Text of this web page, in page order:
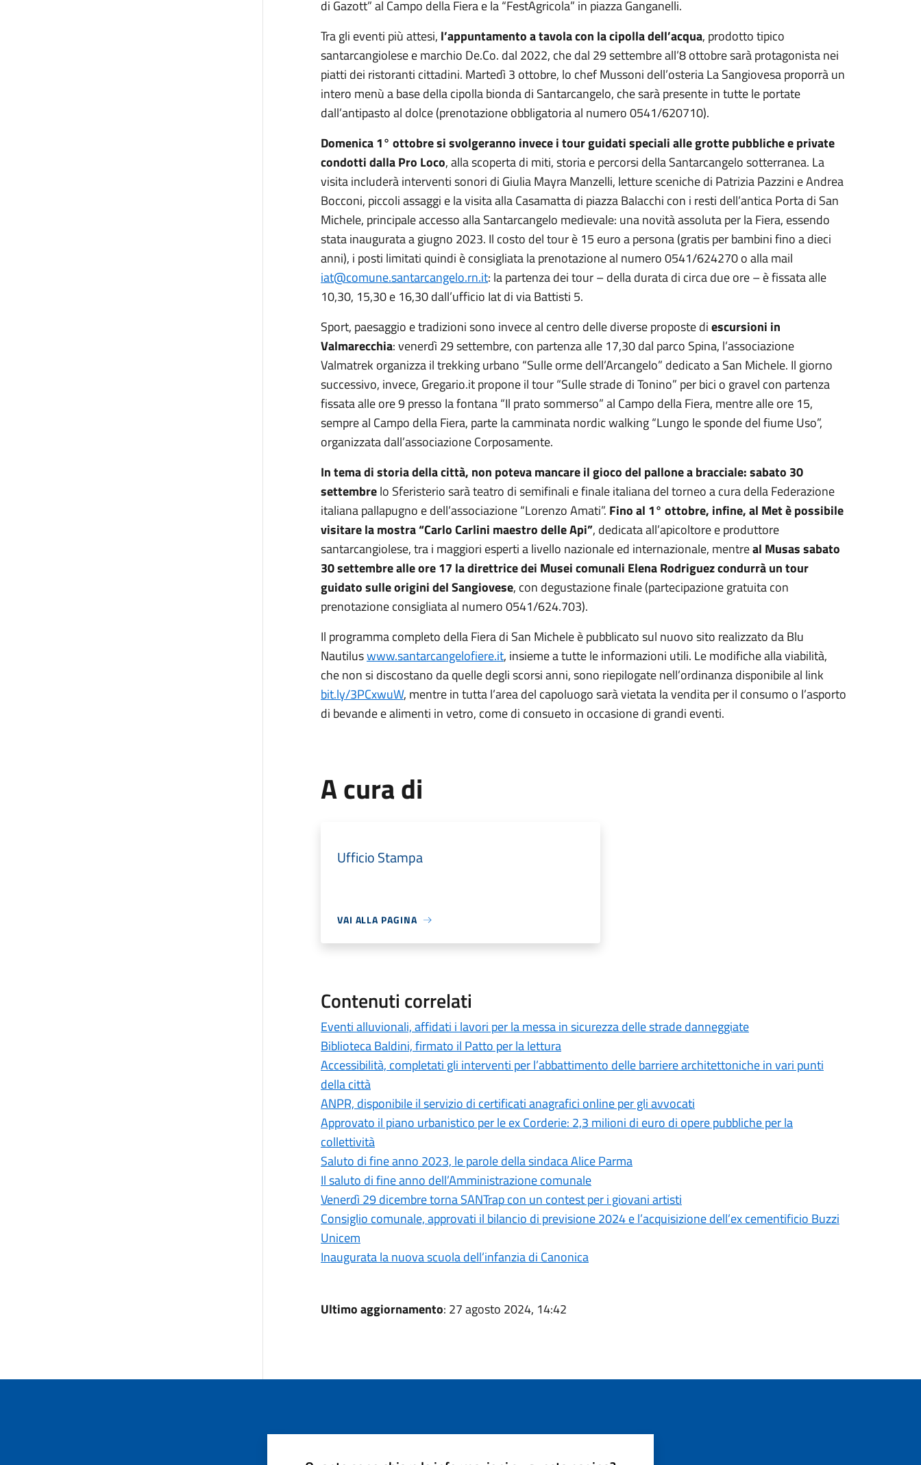
di Gazott” al Campo della Fiera e la “FestAgricola” in piazza Ganganelli.
Tra gli eventi più attesi, l’appuntamento a tavola con la cipolla dell’acqua, prodotto tipico
santarcangiolese e marchio De.Co. dal 2022, che dal 29 settembre all’8 ottobre sarà protagonista nei
piatti dei ristoranti cittadini. Martedì 3 ottobre, lo chef Mussoni dell’osteria La Sangiovesa proporrà un
intero menù a base della cipolla bionda di Santarcangelo, che sarà presente in tutte le portate
dall’antipasto al dolce (prenotazione obbligatoria al numero 0541/620710).
Domenica 1° ottobre si svolgeranno invece i tour guidati speciali alle grotte pubbliche e private
condotti dalla Pro Loco, alla scoperta di miti, storia e percorsi della Santarcangelo sotterranea. La
visita includerà interventi sonori di Giulia Mayra Manzelli, letture sceniche di Patrizia Pazzini e Andrea
Bocconi, piccoli assaggi e la visita alla Casamatta di piazza Balacchi con i resti dell’antica Porta di San
Michele, principale accesso alla Santarcangelo medievale: una novità assoluta per la Fiera, essendo
stata inaugurata a giugno 2023. Il costo del tour è 15 euro a persona (gratis per bambini fino a dieci
anni), i posti limitati quindi è consigliata la prenotazione al numero 0541/624270 o alla mail
iat@comune.santarcangelo.rn.it: la partenza dei tour – della durata di circa due ore – è fissata alle
10,30, 15,30 e 16,30 dall’ufficio Iat di via Battisti 5.
Sport, paesaggio e tradizioni sono invece al centro delle diverse proposte diescursioni in
Valmarecchia: venerdì 29 settembre, con partenza alle 17,30 dal parco Spina, l’associazione
Valmatrek organizza il trekking urbano “Sulle orme dell’Arcangelo” dedicato a San Michele. Il giorno
successivo, invece, Gregario.it propone il tour “Sulle strade di Tonino” per bici o gravel con partenza
fissata alle ore 9 presso la fontana “Il prato sommerso” al Campo della Fiera, mentre alle ore 15,
sempre al Campo della Fiera, parte la camminata nordic walking “Lungo le sponde del fiume Uso”,
organizzata dall’associazione Corposamente.
In tema di storia della città, non poteva mancare il gioco del pallone a bracciale: sabato 30
settembrelo Sferisterio sarà teatro di semifinali e finale italiana del torneo a cura della Federazione
italiana pallapugno e dell’associazione “Lorenzo Amati”. Fino al 1° ottobre, infine, al Met è possibile
visitare la mostra “Carlo Carlini maestro delle Api”, dedicata all’apicoltore e produttore
santarcangiolese, tra i maggiori esperti a livello nazionale ed internazionale, mentreal Musassabato
30 settembre alle ore 17 la direttrice dei Musei comunali Elena Rodriguez condurrà un tour
guidatosulle origini del Sangiovese, con degustazione finale (partecipazione gratuita con
prenotazione consigliata al numero 0541/624.703).
Il programma completo della Fiera di San Michele è pubblicato sul nuovo sito realizzato da Blu
Nautiluswww.santarcangelofiere.it, insieme a tutte le informazioni utili. Le modifiche alla viabilità,
che non si discostano da quelle degli scorsi anni, sono riepilogate nell’ordinanza disponibile al link
bit.ly/3PCxwuW, mentre in tutta l’area del capoluogo sarà vietata la vendita per il consumo o l’asporto
di bevande e alimenti in vetro, come di consueto in occasione di grandi eventi.
A cura di
Ufficio Stampa
VAI ALLA PAGINA
Contenuti correlati
Eventi alluvionali, affidati i lavori per la messa in sicurezza delle strade danneggiate
Biblioteca Baldini, firmato il Patto per la lettura
Accessibilità, completati gli interventi per l’abbattimento delle barriere architettoniche in vari punti
della città
ANPR, disponibile il servizio di certificati anagrafici online per gli avvocati
Approvato il piano urbanistico per le ex Corderie: 2,3 milioni di euro di opere pubbliche per la
collettività
Saluto di fine anno 2023, le parole della sindaca Alice Parma
Il saluto di fine anno dell’Amministrazione comunale
Venerdì 29 dicembre torna SANTrap con un contest per i giovani artisti
Consiglio comunale, approvati il bilancio di previsione 2024 e l’acquisizione dell’ex cementificio Buzzi
Unicem
Inaugurata la nuova scuola dell’infanzia di Canonica
Ultimo aggiornamento: 27 agosto 2024, 14:42